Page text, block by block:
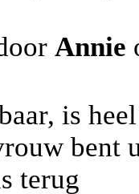
Annie
is
bent
terug